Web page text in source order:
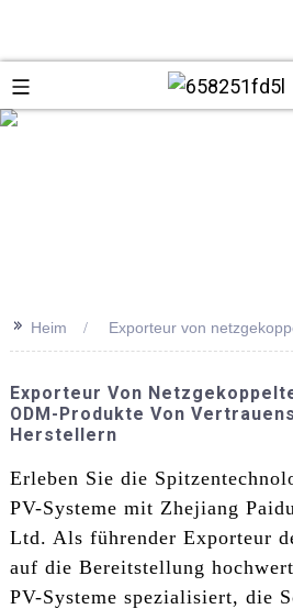
>> Heim Exporteur von
Exporteur Von
ODM-Produkte Von
Herstellern
Erleben Sie die
PV-Systeme mit Zhejiang
Ltd. Als führender Exporteur
auf die Bereitstellung
PV-Systeme spezialisiert, die